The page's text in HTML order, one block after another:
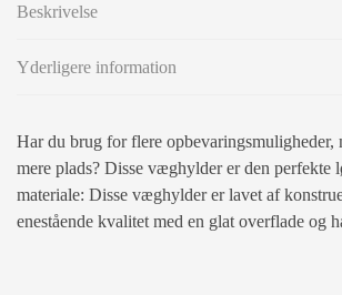
Beskrivelse
Yderligere information
Har du brug for flere opbevaringsmuligheder,
mere plads? Disse væghylder er den perfekte
materiale: Disse væghylder er lavet af
enestående kvalitet med en glat overflade og